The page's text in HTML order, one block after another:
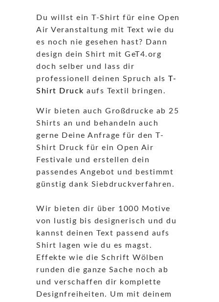
Du willst ein T-Shirt für eine Open
Air Veranstaltung mit Text wie du
es noch nie gesehen hast? Dann
design dein Shirt mit GeT4.org
doch selber und lass dir
professionell deinen Spruch als T-
Shirt Druck aufs Textil bringen.
Wir bieten auch Großdrucke ab 25
Shirts an und behandeln auch
gerne Deine Anfrage für den T-
Shirt Druck für ein Open Air
Festivale und erstellen dein
passendes Angebot und bestimmt
günstig dank Siebdruckverfahren.
Wir bieten dir über 1000 Motive
von lustig bis designerisch und du
kannst deinen Text passend aufs
Shirt lagen wie du es magst.
Effekte wie die Schrift Wölben
runden die ganze Sache noch ab
und verschaffen dir komplette
Designfreiheiten. Um mit deinem